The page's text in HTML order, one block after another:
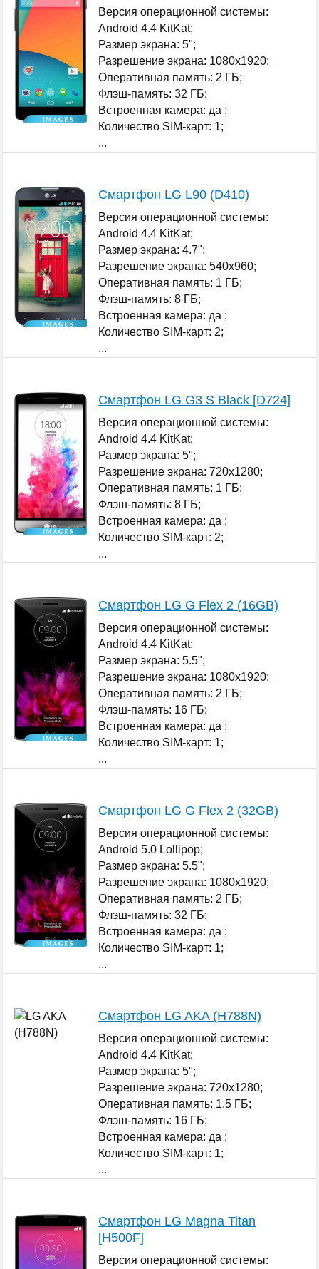
Версия операционной системы:
Android 4.4 KitKat;
Размер экрана: 5";
Разрешение экрана: 1080x1920;
Оперативная память: 2 ГБ;
Флэш-память: 32 ГБ;
Встроенная камера: да ;
Количество SIM-карт: 1;
...
Смартфон LG L90 (D410)
Версия операционной системы:
Android 4.4 KitKat;
Размер экрана: 4.7";
Разрешение экрана: 540x960;
Оперативная память: 1 ГБ;
Флэш-память: 8 ГБ;
Встроенная камера: да ;
Количество SIM-карт: 2;
...
Смартфон LG G3 S Black [D724]
Версия операционной системы:
Android 4.4 KitKat;
Размер экрана: 5";
Разрешение экрана: 720x1280;
Оперативная память: 1 ГБ;
Флэш-память: 8 ГБ;
Встроенная камера: да ;
Количество SIM-карт: 2;
...
Смартфон LG G Flex 2 (16GB)
Версия операционной системы:
Android 4.4 KitKat;
Размер экрана: 5.5";
Разрешение экрана: 1080x1920;
Оперативная память: 2 ГБ;
Флэш-память: 16 ГБ;
Встроенная камера: да ;
Количество SIM-карт: 1;
...
Смартфон LG G Flex 2 (32GB)
Версия операционной системы:
Android 5.0 Lollipop;
Размер экрана: 5.5";
Разрешение экрана: 1080x1920;
Оперативная память: 2 ГБ;
Флэш-память: 32 ГБ;
Встроенная камера: да ;
Количество SIM-карт: 1;
...
Смартфон LG AKA (H788N)
Версия операционной системы:
Android 4.4 KitKat;
Размер экрана: 5";
Разрешение экрана: 720x1280;
Оперативная память: 1.5 ГБ;
Флэш-память: 16 ГБ;
Встроенная камера: да ;
Количество SIM-карт: 1;
...
Смартфон LG Magna Titan
[H500F]
Версия операционной системы: